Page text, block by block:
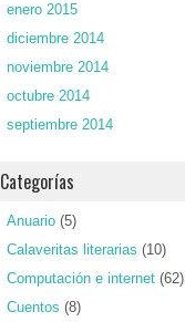
enero 2015
diciembre 2014
noviembre 2014
octubre 2014
septiembre 2014
Categorías
Anuario (5)
Calaveritas literarias (10)
Computación e internet (62)
Cuentos (8)